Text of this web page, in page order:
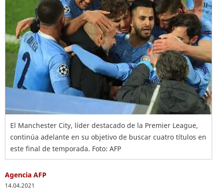
El Manchester City, líder destacado de la Premier League,
continúa adelante en su objetivo de buscar cuatro títulos en
este final de temporada. Foto: AFP
Agencia AFP
14.04.2021